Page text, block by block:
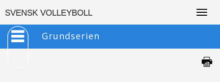
SVENSK VOLLEYBOLL
Grundserien